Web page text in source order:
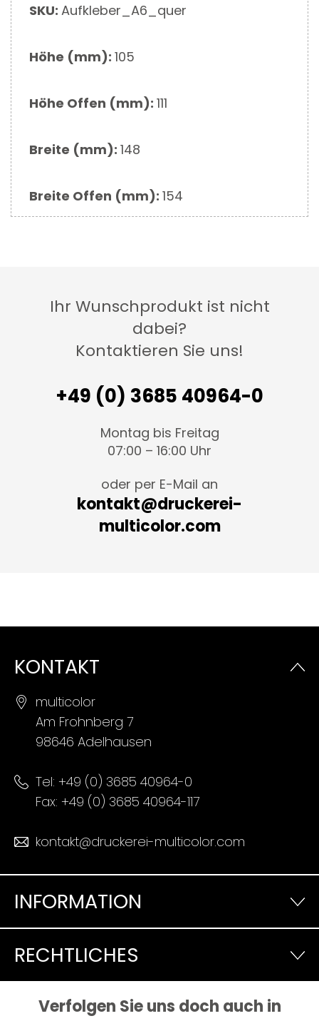
Mehr
SKU: Aufkleber_A6_quer
Höhe (mm): 105
Höhe Offen (mm): 111
Breite (mm): 148
Breite Offen (mm): 154
Ihr Wunschprodukt ist nicht
dabei?
Kontaktieren Sie uns!
+49 (0) 3685 40964-0
Montag bis Freitag
07:00 – 16:00 Uhr
oder per E-Mail an
kontakt@druckerei-
multicolor.com
KONTAKT
multicolor
Am Frohnberg 7
98646 Adelhausen
Tel: +49 (0) 3685 40964-0
Fax: +49 (0) 3685 40964-117
kontakt@druckerei-multicolor.com
INFORMATION
RECHTLICHES
Verfolgen Sie uns doch auch in